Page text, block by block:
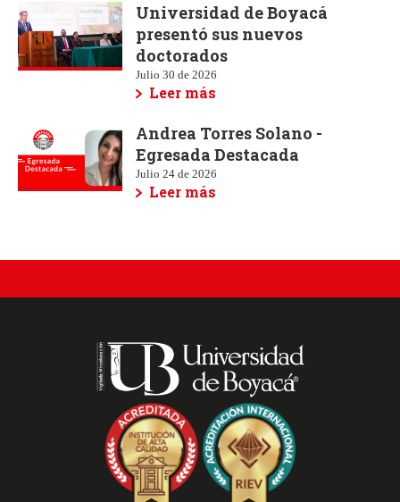
Universidad de Boyacá
presentó sus nuevos
doctorados
Julio 30 de 2026
Leer más
Andrea Torres Solano -
Egresada Destacada
Julio 24 de 2026
Leer más